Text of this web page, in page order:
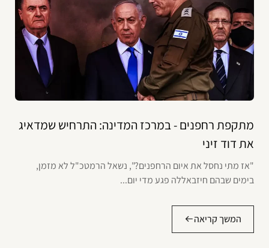
מתקפת רחפנים - במרכז המדינה: התרחיש שמדאיג
את דוד זיני
"אז מתי נחסל את איום הרחפנים?", נשאל הרמטכ"ל לא מזמן,
בימים שבהם חיזבאללה פגע מדי יום...
המשך קריאה